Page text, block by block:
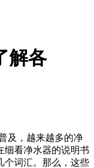
解各
及，越来越多的净
细看净水器的说明书
个词汇。那么，这些